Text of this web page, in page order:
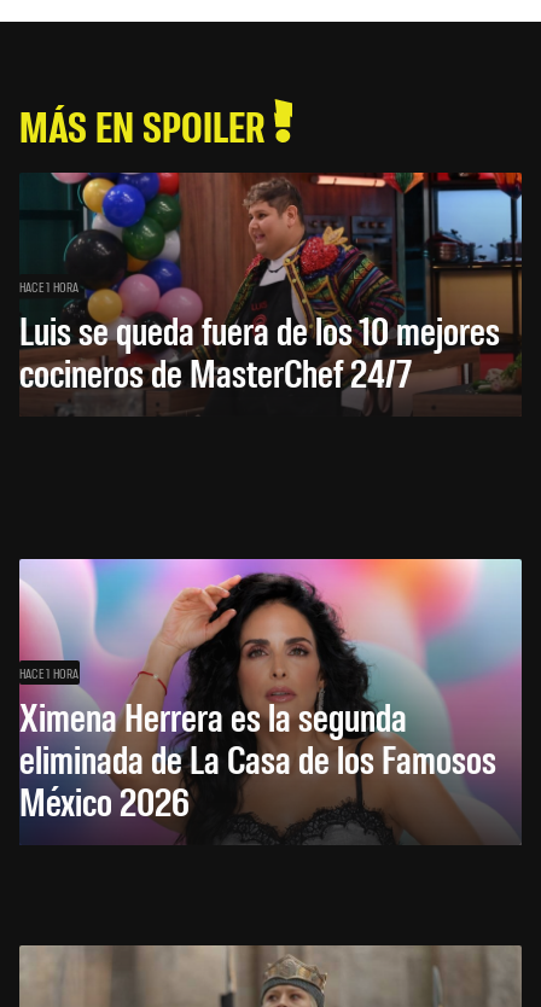
MÁS EN SPOILER
HACE 1 HORA
Luis se queda fuera de los 10 mejores
cocineros de MasterChef 24/7
HACE 1 HORA
Ximena Herrera es la segunda
eliminada de La Casa de los Famosos
México 2026